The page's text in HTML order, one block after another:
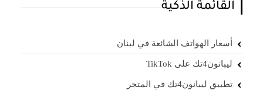
القائمة الذكية
أسعار الهواتف الشائعة في لبنان
ليبانون4تك على TikTok
تطبيق ليبانون4تك في المتجر